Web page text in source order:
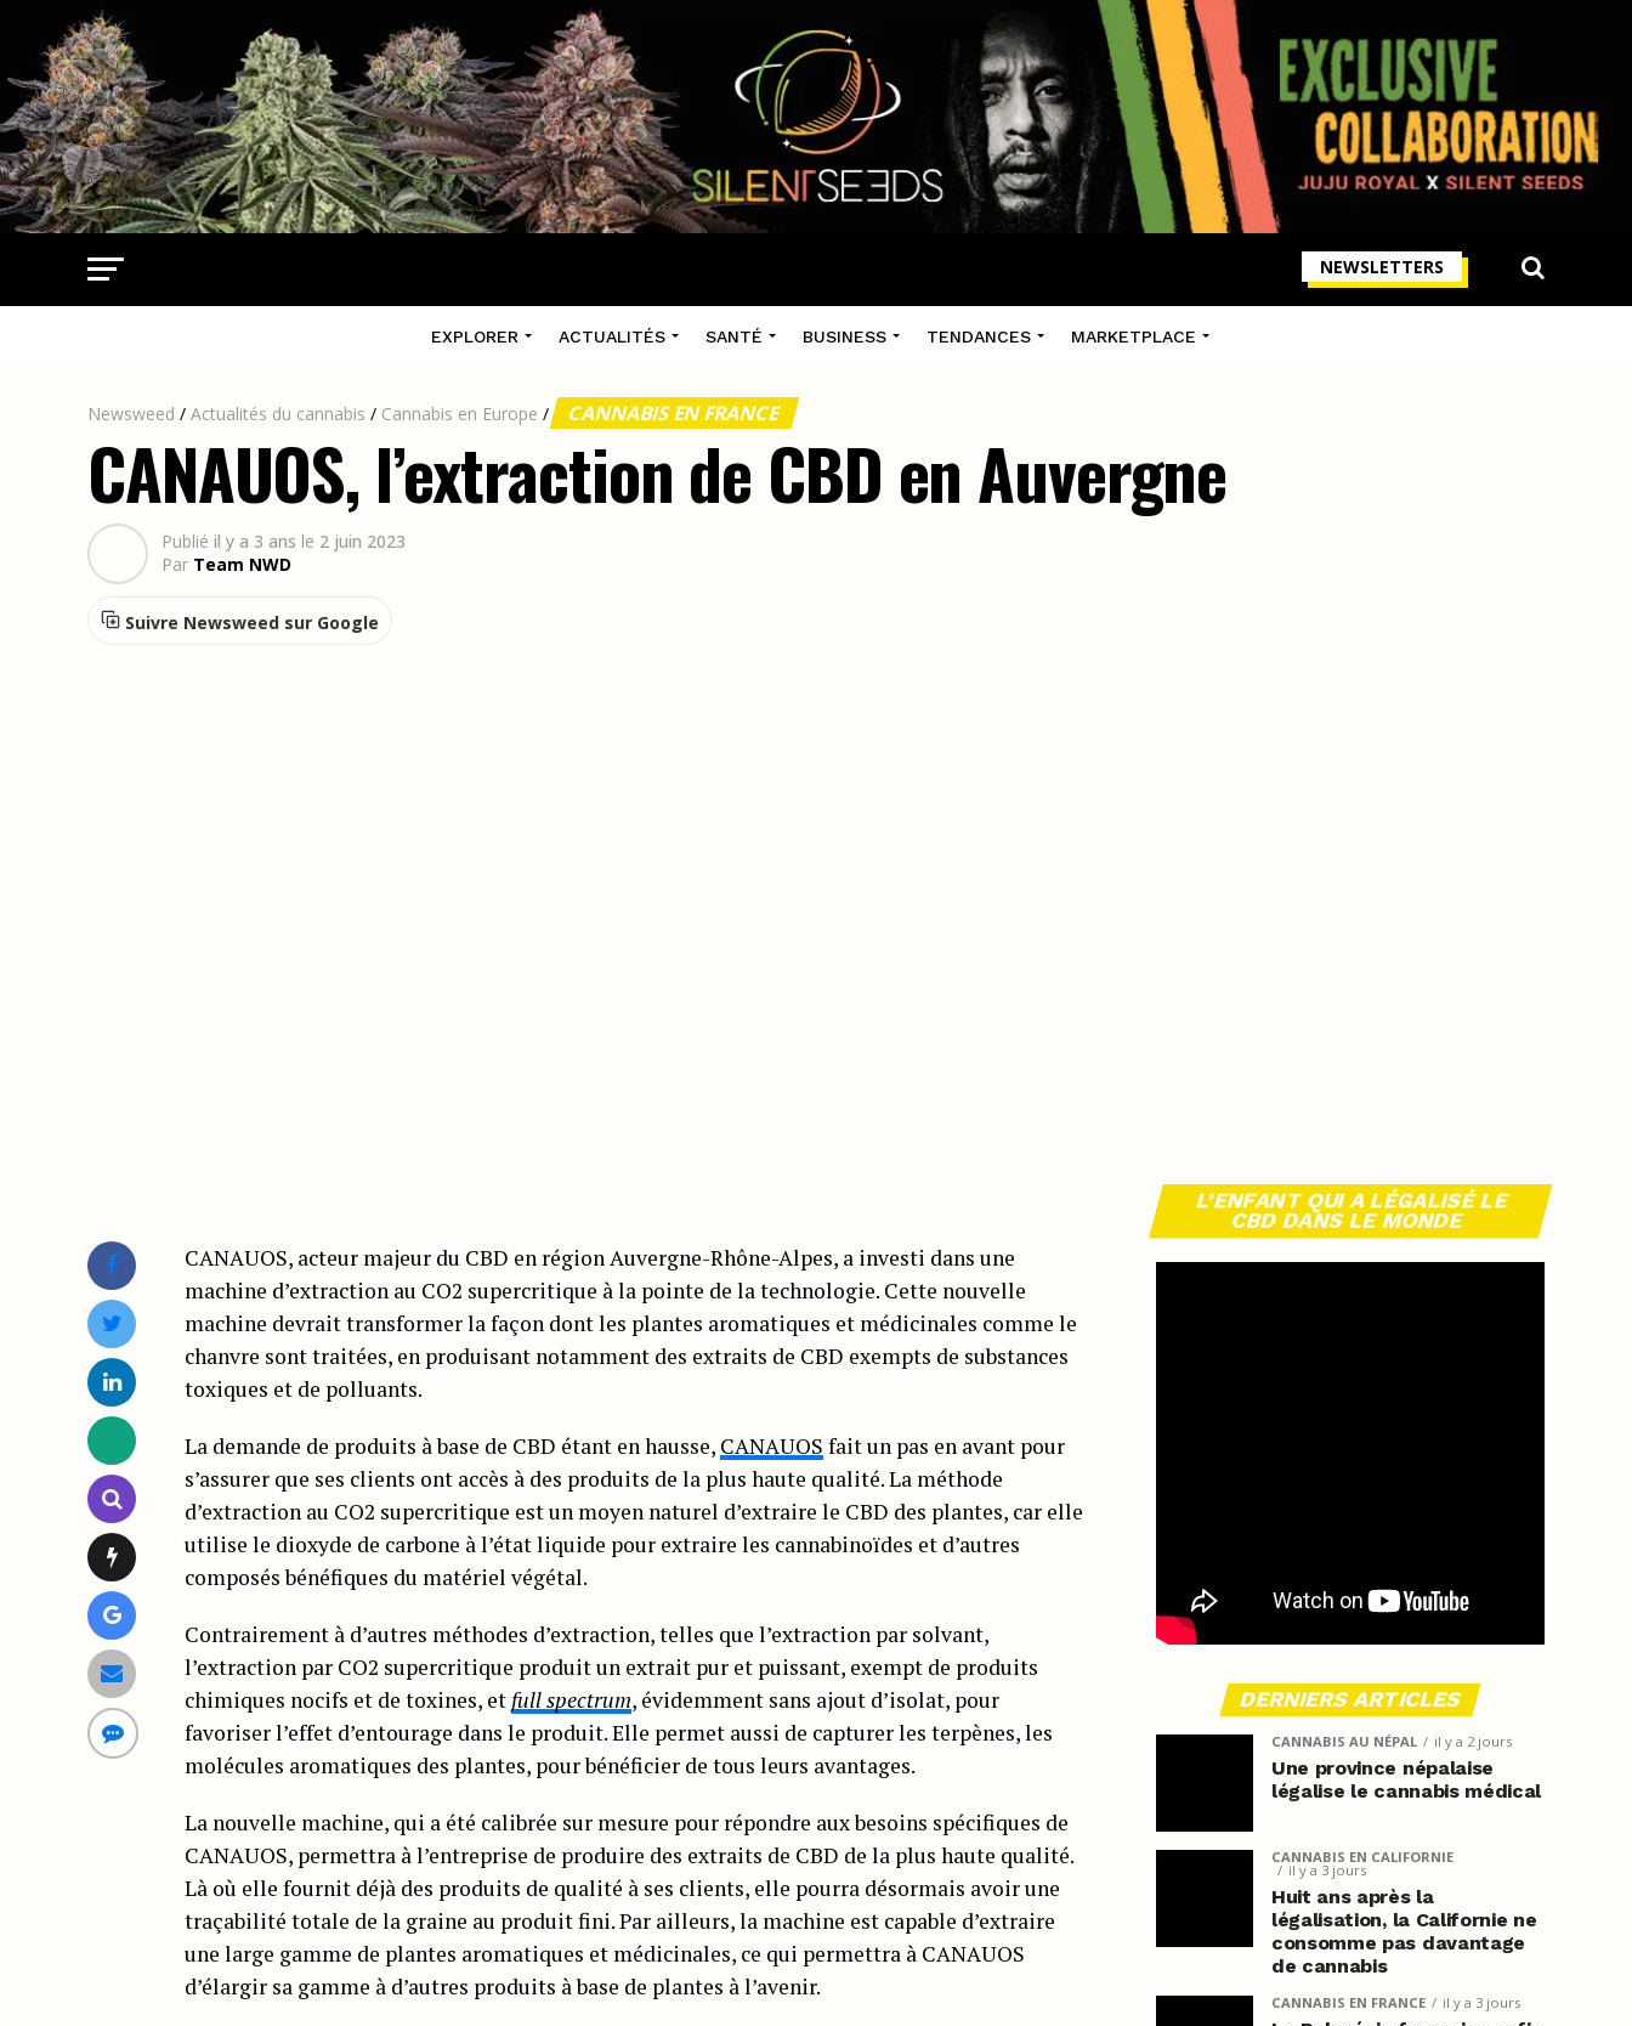
NEWSLETTERS
EXPLORER ACTUALITÉS SANTÉ BUSINESS TENDANCES MARKETPLACE
Newsweed / Actualités du cannabis / Cannabis en Europe / CANNABIS EN FRANCE
CANAUOS, l’extraction de CBD en Auvergne
Publié il y a 3 ans le 2 juin 2023
Par Team NWD
Suivre Newsweed sur Google
CANAUOS, acteur majeur du CBD en région Auvergne-Rhône-Alpes, a investi dans une
machine d’extraction au CO2 supercritique à la pointe de la technologie. Cette nouvelle
machine devrait transformer la façon dont les plantes aromatiques et médicinales comme le
chanvre sont traitées, en produisant notamment des extraits de CBD exempts de substances
toxiques et de polluants.
La demande de produits à base de CBD étant en hausse, CANAUOS fait un pas en avant pour
s’assurer que ses clients ont accès à des produits de la plus haute qualité. La méthode
d’extraction au CO2 supercritique est un moyen naturel d’extraire le CBD des plantes, car elle
utilise le dioxyde de carbone à l’état liquide pour extraire les cannabinoïdes et d’autres
composés bénéfiques du matériel végétal.
Contrairement à d’autres méthodes d’extraction, telles que l’extraction par solvant,
l’extraction par CO2 supercritique produit un extrait pur et puissant, exempt de produits
chimiques nocifs et de toxines, et full spectrum, évidemment sans ajout d’isolat, pour
favoriser l’effet d’entourage dans le produit. Elle permet aussi de capturer les terpènes, les
molécules aromatiques des plantes, pour bénéficier de tous leurs avantages.
La nouvelle machine, qui a été calibrée sur mesure pour répondre aux besoins spécifiques de
CANAUOS, permettra à l’entreprise de produire des extraits de CBD de la plus haute qualité.
Là où elle fournit déjà des produits de qualité à ses clients, elle pourra désormais avoir une
traçabilité totale de la graine au produit fini. Par ailleurs, la machine est capable d’extraire
une large gamme de plantes aromatiques et médicinales, ce qui permettra à CANAUOS
d’élargir sa gamme à d’autres produits à base de plantes à l’avenir.
L’ENFANT QUI A LÉGALISÉ LE
CBD DANS LE MONDE
DERNIERS ARTICLES
CANNABIS AU NÉPAL il y a 2 jours
Une province népalaise
légalise le cannabis médical
CANNABIS EN CALIFORNIE
il y a 3 jours
Huit ans après la
légalisation, la Californie ne
consomme pas davantage
de cannabis
CANNABIS EN FRANCE il y a 3 jours